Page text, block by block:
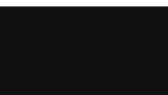
a las Obligaciones